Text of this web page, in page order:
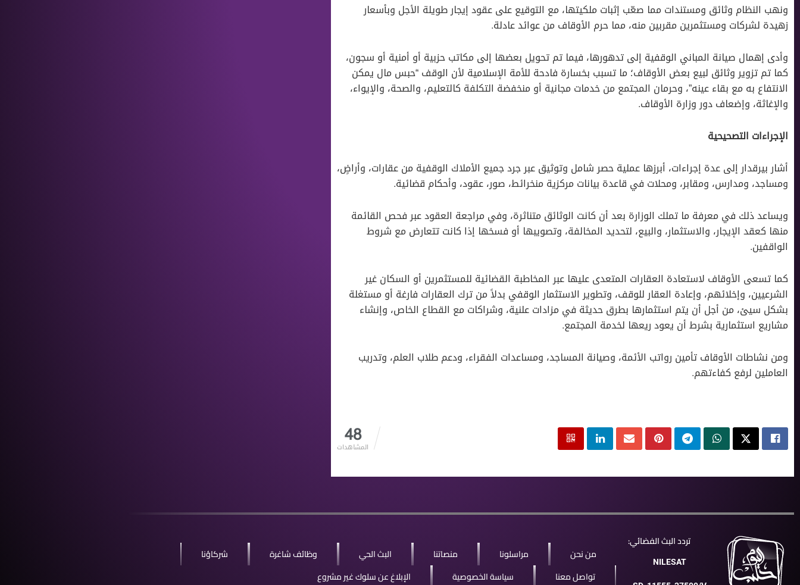
ونهب النظام وثائق ومستندات مما صعّب إثبات ملكيتها، مع التوقيع على عقود إيجار طويلة الأجل وبأسعار
زهيدة لشركات ومستثمرين مقربين منه، مما حرم الأوقاف من عوائد عادلة.
وأدى إهمال صيانة المباني الوقفية إلى تدهورها، فيما تم تحويل بعضها إلى مكاتب حزبية أو أمنية أو سجون،
كما تم تزوير وثائق لبيع بعض الأوقاف؛ ما تسبب بخسارة فادحة للأمة الإسلامية لأن الوقف “حبس مال يمكن
الانتفاع به مع بقاء عينه”، وحرمان المجتمع من خدمات مجانية أو منخفضة التكلفة كالتعليم، والصحة، والإيواء،
والإغاثة، وإضعاف دور وزارة الأوقاف.
الإجراءات التصحيحية
أشار بيرقدار إلى عدة إجراءات، أبرزها عملية حصر شامل وتوثيق عبر جرد جميع الأملاك الوقفية من عقارات، وأراضٍ،
ومساجد، ومدارس، ومقابر، ومحلات في قاعدة بيانات مركزية منخرائط، صور، عقود، وأحكام قضائية.
ويساعد ذلك في معرفة ما تملك الوزارة بعد أن كانت الوثائق متناثرة، وفي مراجعة العقود عبر فحص القائمة
منها كعقد الإيجار، والاستثمار، والبيع، لتحديد المخالفة، وتصويبها أو فسخها إذا كانت تتعارض مع شروط
الواقفين.
كما تسعى الأوقاف لاستعادة العقارات المتعدى عليها عبر المخاطبة القضائية للمستثمرين أو السكان غير
الشرعيين، وإخلائهم، وإعادة العقار للوقف، وتطوير الاستثمار الوقفي بدلاً من ترك العقارات فارغة أو مستغلة
بشكل سيئ، من أجل أن يتم استثمارها بطرق حديثة في مزادات علنية، وشراكات مع القطاع الخاص، وإنشاء
مشاريع استثمارية بشرط أن يعود ريعها لخدمة المجتمع.
ومن نشاطات الأوقاف تأمين رواتب الأئمة، وصيانة المساجد، ومساعدات الفقراء، ودعم طلاب العلم، وتدريب
العاملين لرفع كفاءتهم.
48
المشاهدات
تردد البث الفضائي:
NILESAT من نحن مراسلونا منصاتنا البث الحي وظائف شاغرة
شركاؤنا
تواصل معنا
سياسة الخصوصية الإبلاغ عن سلوك غير مشروع